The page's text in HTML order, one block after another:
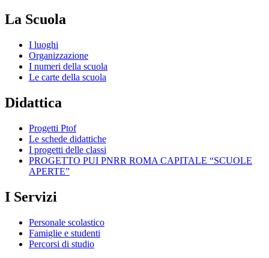
La Scuola
I luoghi
Organizzazione
I numeri della scuola
Le carte della scuola
Didattica
Progetti Ptof
Le schede didattiche
I progetti delle classi
PROGETTO PUI PNRR ROMA CAPITALE “SCUOLE
APERTE”
I Servizi
Personale scolastico
Famiglie e studenti
Percorsi di studio